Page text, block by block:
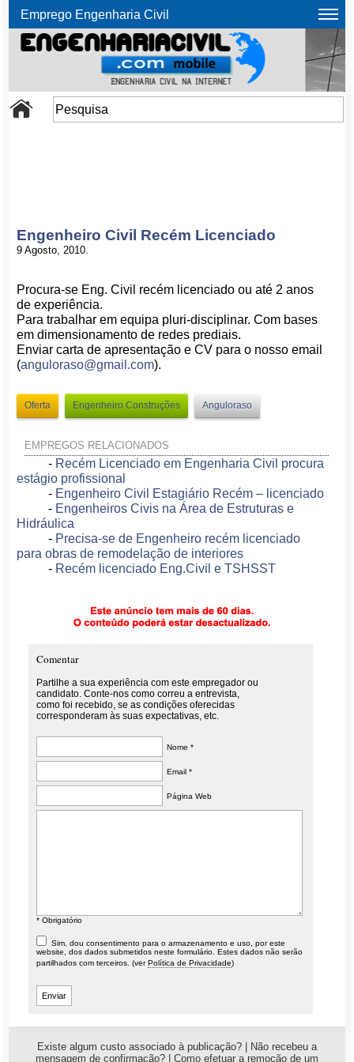
Emprego Engenharia Civil
Engenheiro Civil Recém Licenciado
9 Agosto, 2010.
Procura-se Eng. Civil recém licenciado ou até 2 anos
de experiência.
Para trabalhar em equipa pluri-disciplinar. Com bases
em dimensionamento de redes prediais.
Enviar carta de apresentação e CV para o nosso email
(anguloraso@gmail.com).
Oferta Engenheiro Construções Anguloraso
EMPREGOS RELACIONADOS
- Recém Licenciado em Engenharia Civil procura
estágio profissional
- Engenheiro Civil Estagiário Recém – licenciado
- Engenheiros Civis na Área de Estruturas e
Hidráulica
- Precisa-se de Engenheiro recém licenciado
para obras de remodelação de interiores
- Recém licenciado Eng.Civil e TSHSST
Comentar
Partilhe a sua experiência com este empregador ou
candidato. Conte-nos como correu a entrevista,
como foi recebido, se as condições oferecidas
corresponderam às suas expectativas, etc.
Nome *
Email *
Página Web
* Obrigatório
Sim, dou consentimento para o armazenamento e uso, por este
website, dos dados submetidos neste formulário. Estes dados não serão
partilhados com terceiros. (verPolítica de Privacidade)
Existe algum custo associado à publicação?
Não recebeu a
mensagem de confirmação?
Como efetuar a remoção de um